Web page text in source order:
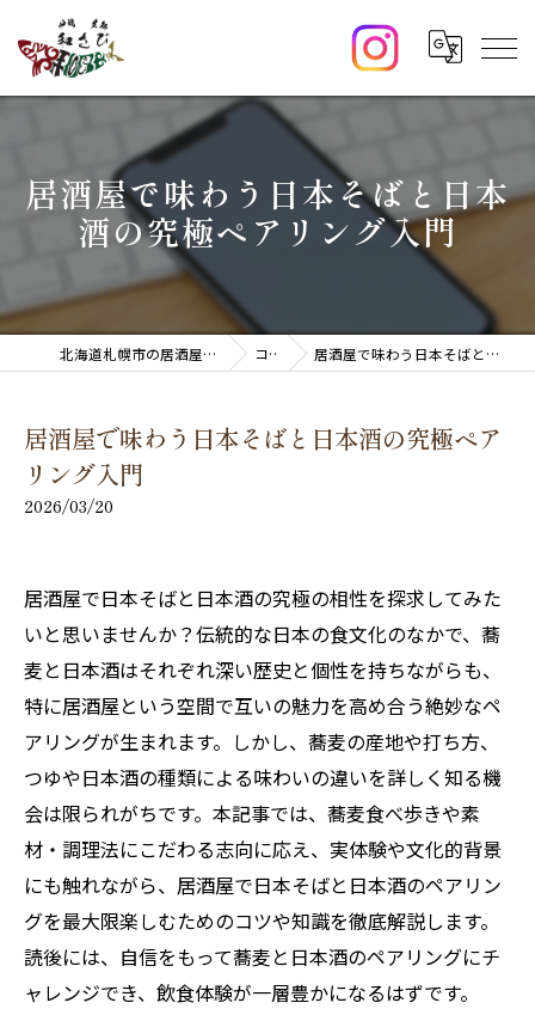
居酒屋で味わう日本そばと日本
酒の究極ペアリング入門
北海道札幌市の居酒屋なら炉端・生新 和さび コラム 居酒屋で味わう日本そばと日本酒の究極ペアリング入門
居酒屋で味わう日本そばと日本酒の究極ペア
リング入門
2026/03/20
居酒屋で日本そばと日本酒の究極の相性を探求してみた
いと思いませんか？伝統的な日本の食文化のなかで、蕎
麦と日本酒はそれぞれ深い歴史と個性を持ちながらも、
特に居酒屋という空間で互いの魅力を高め合う絶妙なペ
アリングが生まれます。しかし、蕎麦の産地や打ち方、
つゆや日本酒の種類による味わいの違いを詳しく知る機
会は限られがちです。本記事では、蕎麦食べ歩きや素
材・調理法にこだわる志向に応え、実体験や文化的背景
にも触れながら、居酒屋で日本そばと日本酒のペアリン
グを最大限楽しむためのコツや知識を徹底解説します。
読後には、自信をもって蕎麦と日本酒のペアリングにチ
ャレンジでき、飲食体験が一層豊かになるはずです。